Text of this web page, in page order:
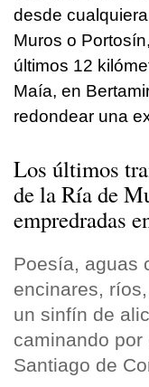
desde
Muros o
últimos 12
Maía, en
redondear una
Los últimos
de la Ría de
empredradas
Poesía, aguas
encinares,
un sinfín de
caminando
Santiago de